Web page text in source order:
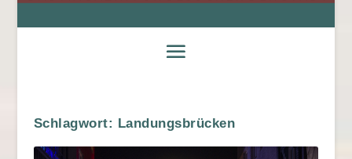
Schlagwort: Landungsbrücken